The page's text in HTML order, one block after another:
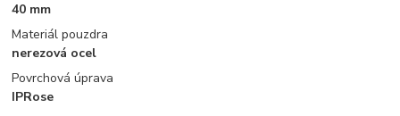
40 mm
Materiál pouzdra
nerezová ocel
Povrchová úprava
IPRose